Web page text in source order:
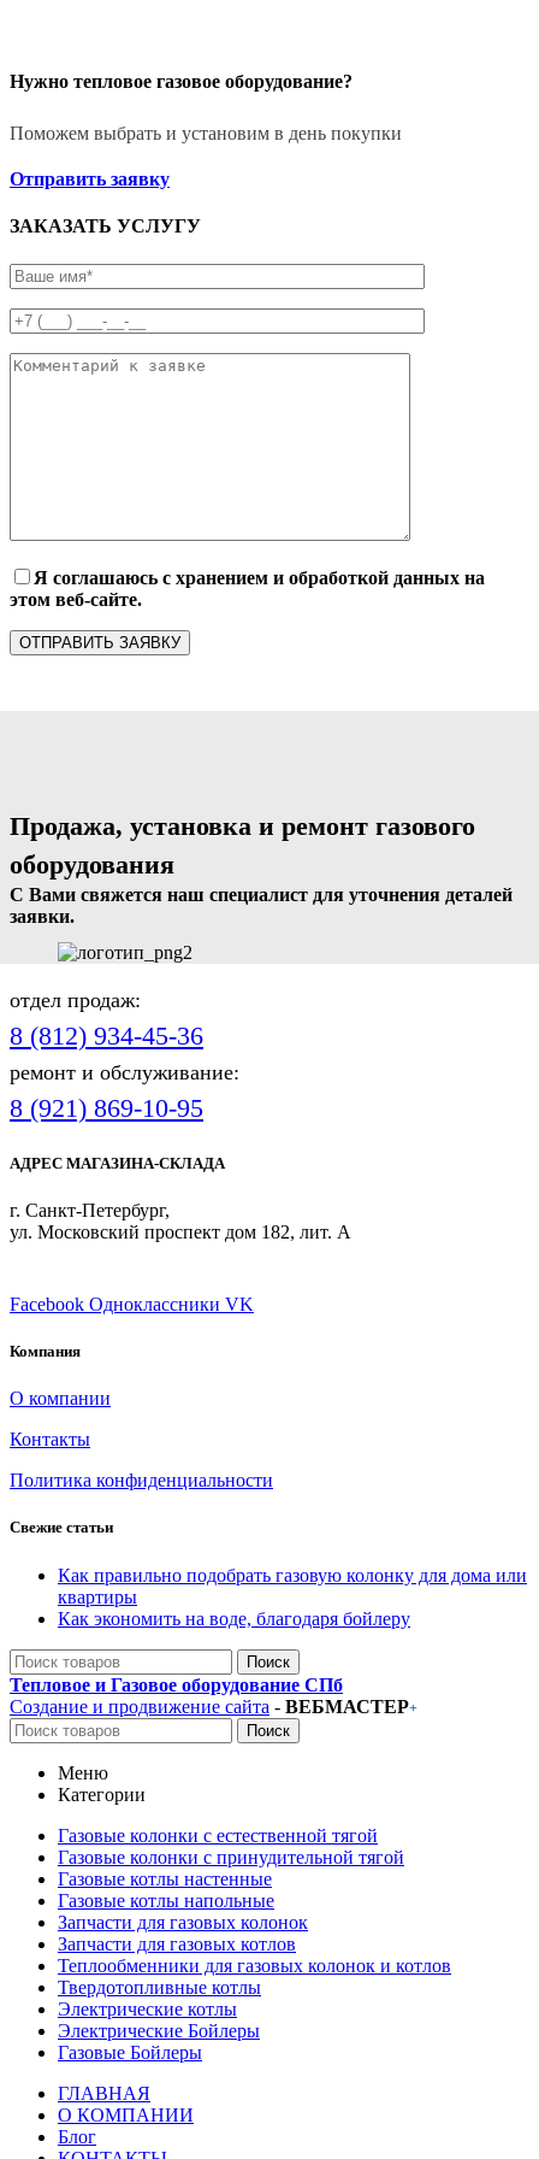
Нужно тепловое газовое оборудование?
Поможем выбрать и установим в день покупки
Отправить заявку
ЗАКАЗАТЬ УСЛУГУ
Я соглашаюсь с хранением и обработкой данных на
этом веб-сайте.
Продажа, установка и ремонт газового
оборудования
С Вами свяжется наш специалист для уточнения деталей
заявки.
отдел продаж:
8 (812) 934-45-36
ремонт и обслуживание:
8 (921) 869-10-95
АДРЕС МАГАЗИНА-СКЛАДА
г. Санкт-Петербург,
ул. Московский проспект дом 182, лит. А
Facebook Одноклассники VK
Компания
О компании
Контакты
Политика конфиденциальности
Свежие статьи
Как правильно подобрать газовую колонку для дома или
квартиры
Как экономить на воде, благодаря бойлеру
Поиск
Тепловое и Газовое оборудование СПб
Создание и продвижение сайта - ВЕБМАСТЕР+
Поиск
Меню
Категории
Газовые колонки с естественной тягой
Газовые колонки с принудительной тягой
Газовые котлы настенные
Газовые котлы напольные
Запчасти для газовых колонок
Запчасти для газовых котлов
Теплообменники для газовых колонок и котлов
Твердотопливные котлы
Электрические котлы
Электрические Бойлеры
Газовые Бойлеры
ГЛАВНАЯ
О КОМПАНИИ
Блог